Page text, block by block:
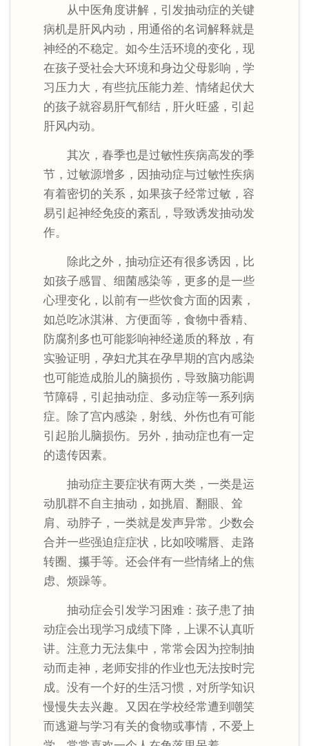
从中医角度讲解，引发抽动症的关键
病机是肝风内动，用通俗的名词解释就是
神经的不稳定。如今生活环境的变化，现
在孩子受社会大环境和身边父母影响，学
习压力大，有些抗压能力差、情绪起伏大
的孩子就容易肝气郁结，肝火旺盛，引起
肝风内动。
其次，春季也是过敏性疾病高发的季
节，过敏源增多，因抽动症与过敏性疾病
有着密切的关系，如果孩子经常过敏，容
易引起神经免疫的紊乱，导致诱发抽动发
作。
除此之外，抽动症还有很多诱因，比
如孩子感冒、细菌感染等，更多的是一些
心理变化，以前有一些饮食方面的因素，
如总吃冰淇淋、方便面等，食物中香精、
防腐剂多也可能影响神经递质的释放，有
实验证明，孕妇尤其在孕早期的宫内感染
也可能造成胎儿的脑损伤，导致脑功能调
节障碍，引起抽动症、多动症等一系列病
症。除了宫内感染，射线、外伤也有可能
引起胎儿脑损伤。另外，抽动症也有一定
的遗传因素。
抽动症主要症状有两大类，一类是运
动肌群不自主抽动，如挑眉、翻眼、耸
肩、动脖子，一类就是发声异常。少数会
合并一些强迫症症状，比如咬嘴唇、走路
转圈、攥手等。还会伴有一些情绪上的焦
虑、烦躁等。
抽动症会引发学习困难：孩子患了抽
动症会出现学习成绩下降，上课不认真听
讲。注意力无法集中，常常会因为控制抽
动而走神，老师安排的作业也无法按时完
成。没有一个好的生活习惯，对所学知识
慢慢失去兴趣。又因在学校经常遭到嘲笑
而逃避与学习有关的食物或事情，不爱上